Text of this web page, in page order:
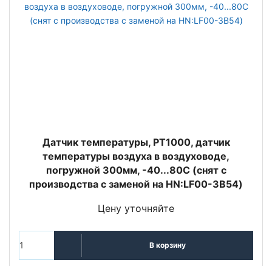
Датчик температуры, PT1000, датчик
температуры воздуха в воздуховоде,
погружной 300мм, -40...80С (снят с
производства с заменой на HN:LF00-3B54)
Цену уточняйте
В корзину